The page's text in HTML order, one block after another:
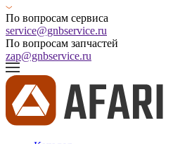
По вопросам сервиса
service@gnbservice.ru
По вопросам запчастей
zap@gnbservice.ru